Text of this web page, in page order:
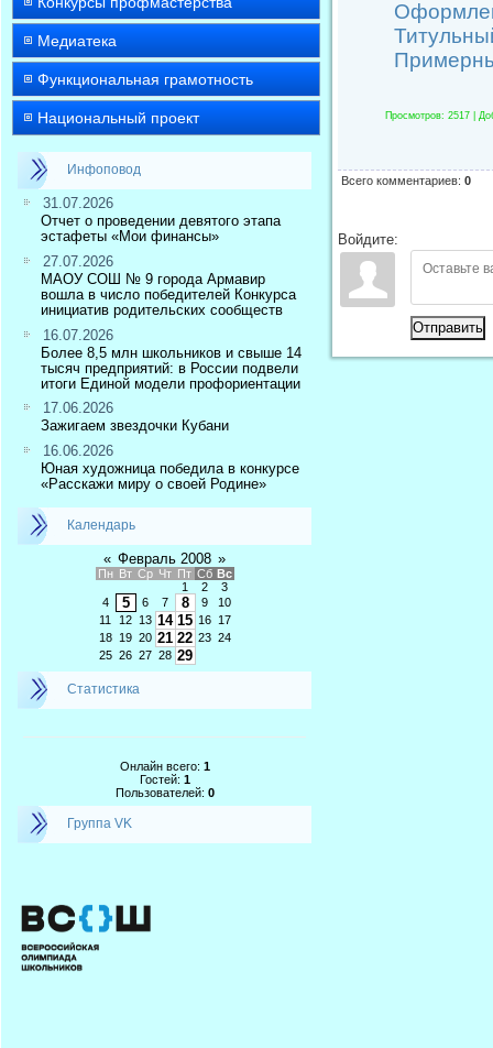
Медиатека
Функциональная грамотность
Национальный проект
Инфоповод
31.07.2026
Отчет о проведении девятого этапа
эстафеты «Мои финансы»
27.07.2026
МАОУ СОШ № 9 города Армавир
вошла в число победителей Конкурса
инициатив родительских сообществ
16.07.2026
Более 8,5 млн школьников и свыше 14
тысяч предприятий: в России подвели
итоги Единой модели профориентации
17.06.2026
Зажигаем звездочки Кубани
16.06.2026
Юная художница победила в конкурсе
«Расскажи миру о своей Родине»
Календарь
« Февраль 2008 »
Пн Вт Ср Чт Пт Сб Вс
1
2
3
4
5 6 7 8 9
10
11
12 13 14 15 16 17
18
19 20 21 22 23 24
25 26 27 28 29
Статистика
Онлайн всего: 1
Гостей: 1
Пользователей: 0
Группа VK
Просмотров: 2517 |
Всего комментариев: 0
Войдите:
Отправить